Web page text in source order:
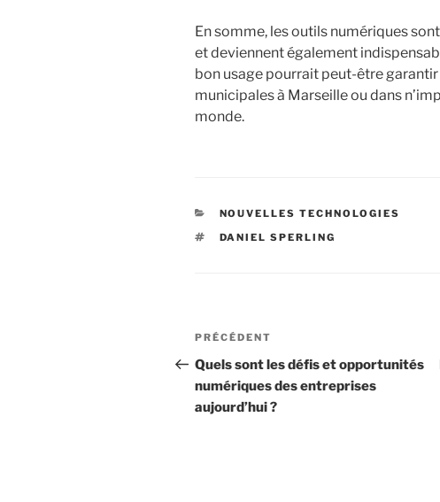
En somme, les outils numériques
et deviennent également
bon usage pourrait peut-être
municipales à Marseille ou dans
monde.
CATÉGORIES
NOUVELLES TECHNOLOGIES
ÉTIQUETTES
DANIEL SPERLING
Navigation
de
l’article
Article
précédent
PRÉCÉDENT
Quels sont les défis et opportunités
numériques des entreprises
aujourd’hui ?